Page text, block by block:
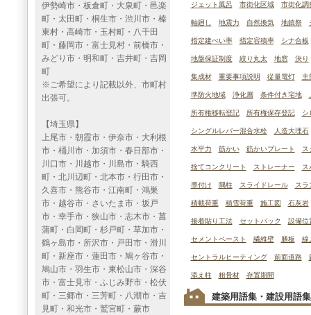
伊勢崎市・板倉町・大泉町・邑楽
町・太田町・桐生市・渋川市・榛
東村・高崎市・玉村町・八千田
町・藤岡市・富士見村・前橋市・
みどり市・明和町・吉井町・吉岡
町
※ご希望により記載以外、市町村
出張可。
【埼玉県】
上尾市・朝霞市・伊奈市・大利根
市・桶川市・加須市・春日部市・
川口市・川越市・川島市・騎西
町・北川辺町・北本市・行田市・
久喜市・熊谷市・江南町・鴻巣
市・越谷市・さいたま市・坂戸
市・幸手市・狭山市・志木市・菖
蒲町・白岡町・杉戸町・草加市・
鶴ヶ島市・所沢市・戸田市・滑川
町・新座市・蓮田市・鳩ヶ谷市・
鳩山市・羽生市・東松山市・深谷
市・富士見市・ふじみ野市・松伏
町・三郷市・三芳町・八潮市・吉
見町・和光市・鷲宮町・蕨市
ジェット風呂 市街化区域 市街化調
軸廻し 地震力 自然換気 地鎮祭
指定建ぺい率 指定容積率 シナ合板
地盤保証制度 絞り丸太 地窓 決り
集成材 重要事項説明 従量電灯 主
準防火地域 浄化層 条件付き宅地
所有権移転登記 所有権保存登記 シ
シングルレバー混合水栓 人造大理石
水平力 筋かい 筋かいプレート ス
捨てコンクリート ストレーナー ス
墨付け 隅柱 スライドレール スラ
積載荷重 積雪荷重 施工図 石灰岩
接着貼り工法 セットバック 設備位
セメントペースト 繊維壁 膳板 線
セントラルヒーティング 前面道路
添え柱 粗骨材 存置期間
建築用語集・建設用語